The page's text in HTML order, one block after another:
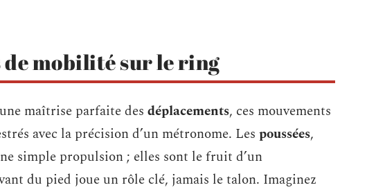
de mobilité sur le ring
maîtrise parfaite des déplacements, ces mouvements
avec la précision d’un métronome. Les poussées,
simple propulsion ; elles sont le fruit d’un
du pied joue un rôle clé, jamais le talon. Imaginez